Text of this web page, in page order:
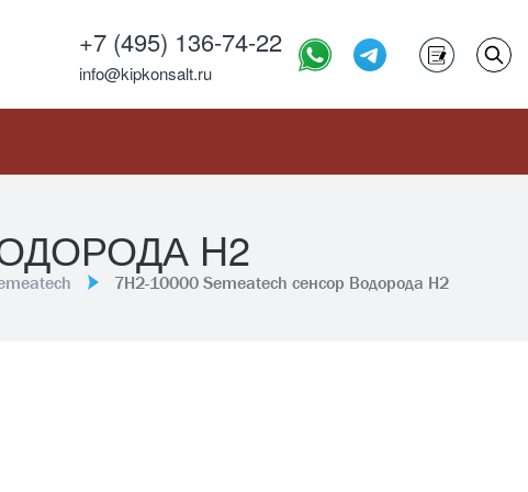
+7 (495) 136-74-22
info@kipkonsalt.ru
H2
7H2-10000 Semeatech сенсор Водорода H2